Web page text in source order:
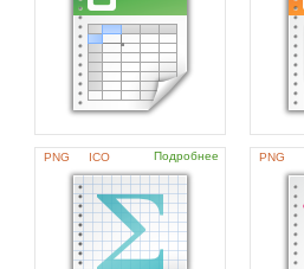
PNG ICO Подробнее PNG